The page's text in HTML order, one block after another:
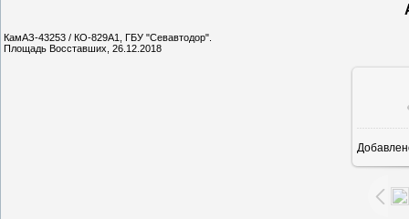
КамАЗ-43253 / КО-829А1, ГБУ "Севавтодор".
Площадь Восставших, 26.12.2018